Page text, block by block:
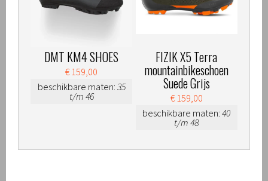
DMT KM4 SHOES
€ 159,00
beschikbare maten: 35
t/m 46
FIZIK X5 Terra
mountainbikeschoen
Suede Grijs
€ 159,00
beschikbare maten: 40
t/m 48